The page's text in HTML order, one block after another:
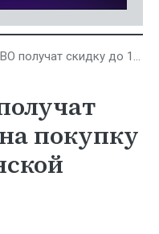
до 12% на покупку жилья в Херсонской области
покупку